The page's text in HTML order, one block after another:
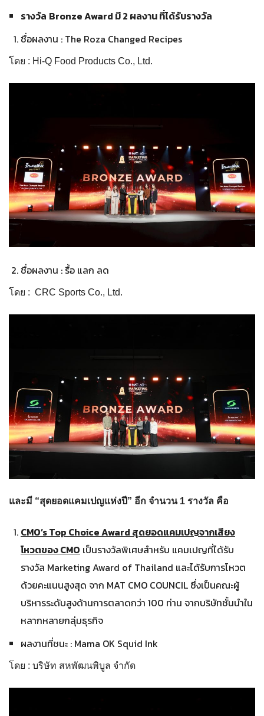
รางวัล Bronze Award มี 2 ผลงาน ที่ได้รับรางวัล
ชื่อผลงาน : The Roza Changed Recipes
โดย : Hi-Q Food Products Co., Ltd.
ชื่อผลงาน : รื้อ แลก ลด
โดย : CRC Sports Co., Ltd.
และมี “สุดยอดแคมเปญแห่งปี” อีก จำนวน 1 รางวัล คือ
CMO’s Top Choice Award สุดยอดแคมเปญจากเสียง
โหวตของ CMO เป็นรางวัลพิเศษสำหรับ แคมเปญที่ได้รับ
รางวัล Marketing Award of Thailand และได้รับการโหวต
ด้วยคะแนนสูงสุด จาก MAT CMO COUNCIL ซึ่งเป็นคณะผู้
บริหารระดับสูงด้านการตลาดกว่า 100 ท่าน จากบริษัทชั้นนำใน
หลากหลายกลุ่มธุรกิจ
ผลงานที่ชนะ : Mama OK Squid Ink
โดย : บริษัท สหพัฒนพิบูล จำกัด